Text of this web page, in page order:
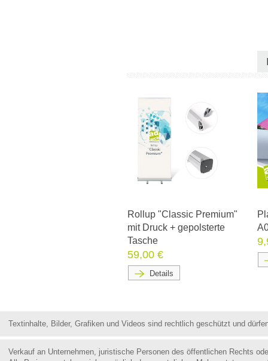
Rollup "Classic Premium"
mit Druck + gepolsterte
Tasche
59,00 €
Details
Textinhalte, Bilder, Grafiken und Videos sind rechtlich geschützt und
Verkauf an Unternehmen, juristische Personen des öffentlichen Rechts